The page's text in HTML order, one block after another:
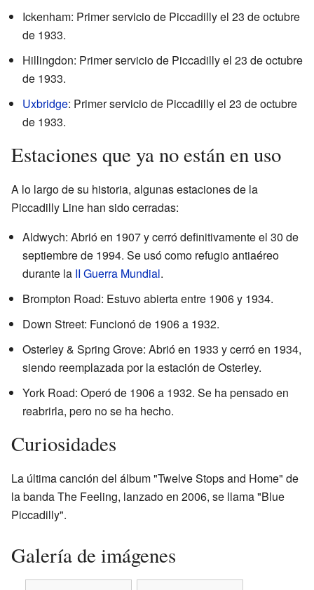
Ickenham: Primer servicio de Piccadilly el 23 de octubre
de 1933.
Hillingdon: Primer servicio de Piccadilly el 23 de octubre
de 1933.
Uxbridge: Primer servicio de Piccadilly el 23 de octubre
de 1933.
Estaciones que ya no están en uso
A lo largo de su historia, algunas estaciones de la
Piccadilly Line han sido cerradas:
Aldwych: Abrió en 1907 y cerró definitivamente el 30 de
septiembre de 1994. Se usó como refugio antiaéreo
durante la II Guerra Mundial.
Brompton Road: Estuvo abierta entre 1906 y 1934.
Down Street: Funcionó de 1906 a 1932.
Osterley & Spring Grove: Abrió en 1933 y cerró en 1934,
siendo reemplazada por la estación de Osterley.
York Road: Operó de 1906 a 1932. Se ha pensado en
reabrirla, pero no se ha hecho.
Curiosidades
La última canción del álbum "Twelve Stops and Home" de
la banda The Feeling, lanzado en 2006, se llama "Blue
Piccadilly".
Galería de imágenes